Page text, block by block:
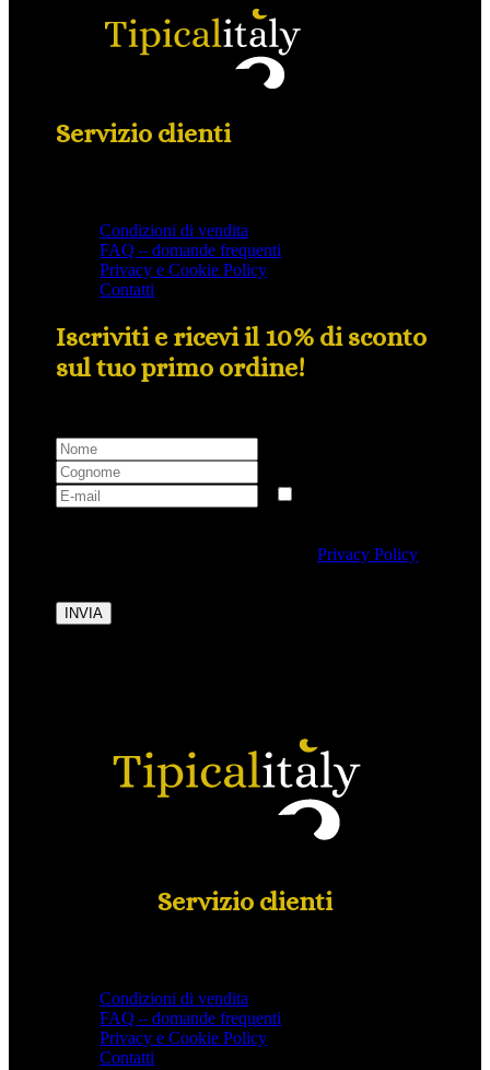
Servizio clienti
Condizioni di vendita
FAQ – domande frequenti
Privacy e Cookie Policy
Contatti
Iscriviti e ricevi il 10% di sconto
sul tuo primo ordine!
dei dati personali conformemente allaPrivacy Policy
INVIA
Servizio clienti
Condizioni di vendita
FAQ – domande frequenti
Privacy e Cookie Policy
Contatti